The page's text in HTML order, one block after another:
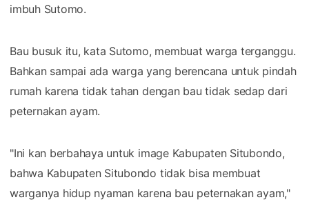
imbuh Sutomo.
Bau busuk itu, kata Sutomo, membuat warga terganggu.
Bahkan sampai ada warga yang berencana untuk pindah
rumah karena tidak tahan dengan bau tidak sedap dari
peternakan ayam.
"Ini kan berbahaya untuk image Kabupaten Situbondo,
bahwa Kabupaten Situbondo tidak bisa membuat
warganya hidup nyaman karena bau peternakan ayam,"